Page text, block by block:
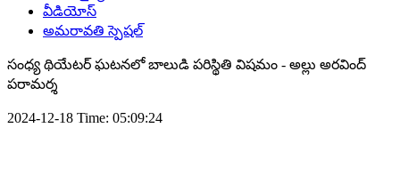
వీడియోస్
అమరావతి స్పెషల్
సంధ్య థియేటర్ ఘటనలో బాలుడి పరిస్థితి విషమం - అల్లు అరవింద్
పరామర్శ
2024-12-18 Time: 05:09:24